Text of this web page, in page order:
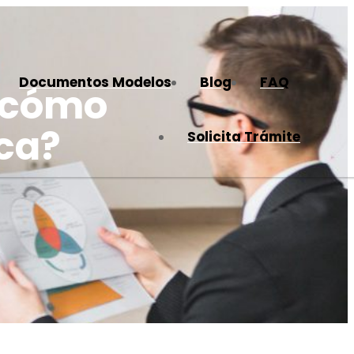
Documentos Modelos Blog FAQ
Solicita Trámite